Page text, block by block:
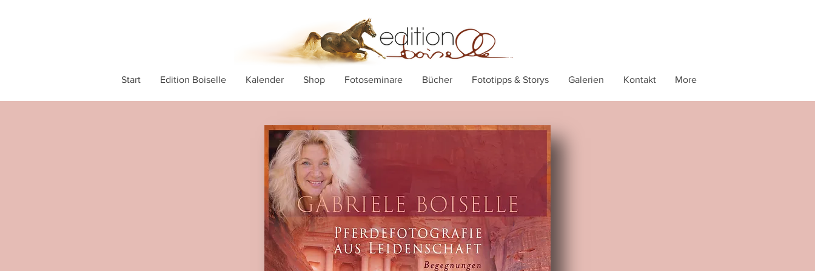
Start Edition Boiselle Kalender Shop Fotoseminare Bücher Fototipps & Storys Galerien Kontakt More